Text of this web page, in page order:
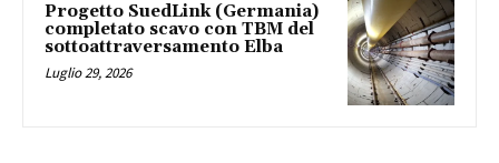
Progetto SuedLink (Germania)
completato scavo con TBM del
sottoattraversamento Elba
Luglio 29, 2026